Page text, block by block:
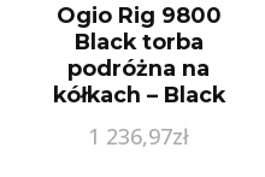
Ogio Rig 9800
Black torba
podróżna na
kółkach – Black
1 236,97zł